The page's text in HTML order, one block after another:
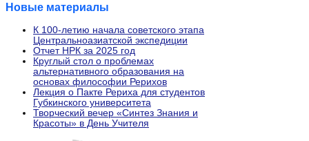
Новые материалы
К 100-летию начала советского этапа
Центральноазиатской экспедиции
Отчет НРК за 2025 год
Круглый стол о проблемах
альтернативного образования на
основах философии Рерихов
Лекция о Пакте Рериха для студентов
Губкинского университета
Творческий вечер «Синтез Знания и
Красоты» в День Учителя